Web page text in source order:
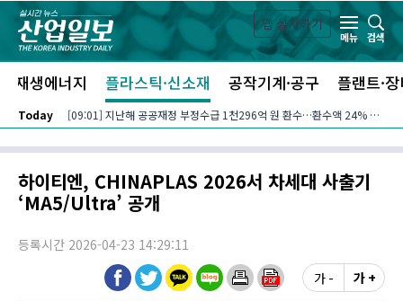
본문 바로가기
앱 설치하기
메뉴
검색
신재생에너지 플라스틱·신소재 공작기계·공구 플랜트·
Today [09:01] 지난해 공공재정 부정수급 1천296억 원 환수…환수액 24% 증가
하이티엔, CHINAPLAS 2026서 차세대 사출기
‘MA5/Ultra’ 공개
등록시간 2026-04-23 14:29:11
가 -
가 +